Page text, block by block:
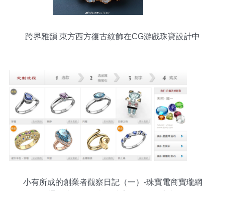
跨界雅韻 東方西方復古紋飾在CG游戲珠寶設計中
小有所成的創業者觀察日記（一）-珠寶電商寶瓏網